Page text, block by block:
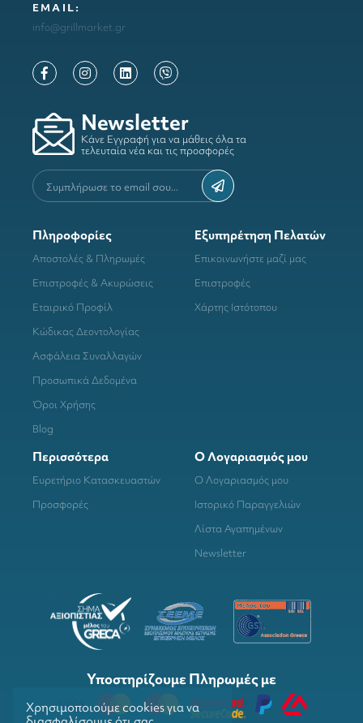
ΕΜΑΙL:
info@grillmarket.gr
Newsletter
Κάνε Εγγραφή για να μάθεις όλα τα
τελευταία νέα και τις προσφορές
Πληροφορίες
Αποστολές & Πληρωμές
Επιστροφές & Ακυρώσεις
Εταιρικό Προφίλ
Κώδικας Δεοντολογίας
Ασφάλεια Συναλλαγών
Προσωπικά Δεδομένα
Όροι Χρήσης
Blog
Εξυπηρέτηση Πελατών
Επικοινωνήστε μαζί μας
Επιστροφές
Χάρτης Ιστότοπου
Περισσότερα
Ευρετήριο Κατασκευαστών
Προσφορές
Ο Λογαριασμός μου
Ο Λογαριασμός μου
Ιστορικό Παραγγελιών
Λίστα Αγαπημένων
Newsletter
Υποστηρίζουμε Πληρωμές με
Χρησιμοποιούμε cookies για να